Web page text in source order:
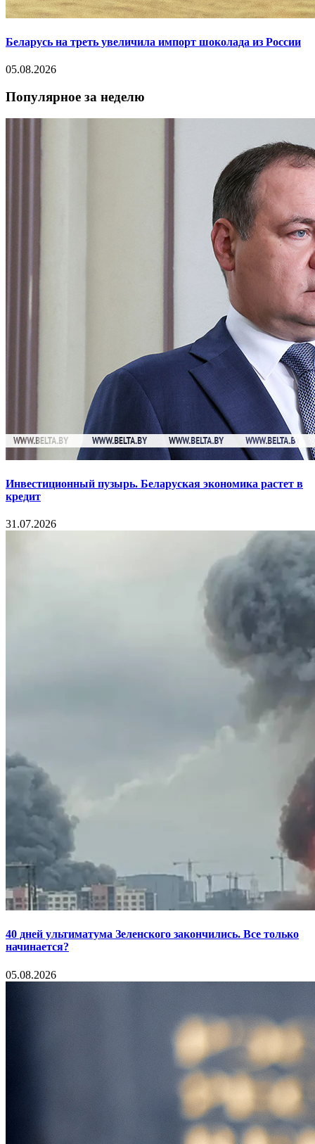
Беларусь на треть увеличила импорт шоколада из России
05.08.2026
Популярное за неделю
Инвестиционный пузырь. Беларуская экономика растет в
кредит
31.07.2026
40 дней ультиматума Зеленского закончились. Все только
начинается?
05.08.2026